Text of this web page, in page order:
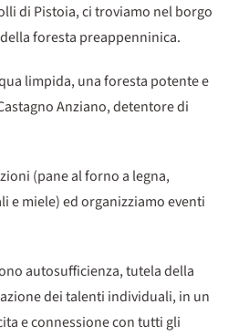
di Pistoia, ci troviamo nel borgo
foresta preappenninica.
limpida, una foresta potente e
Anziano, detentore di
(pane al forno a legna,
e miele) ed organizziamo eventi
autosufficienza, tutela della
dei talenti individuali, in un
e connessione con tutti gli